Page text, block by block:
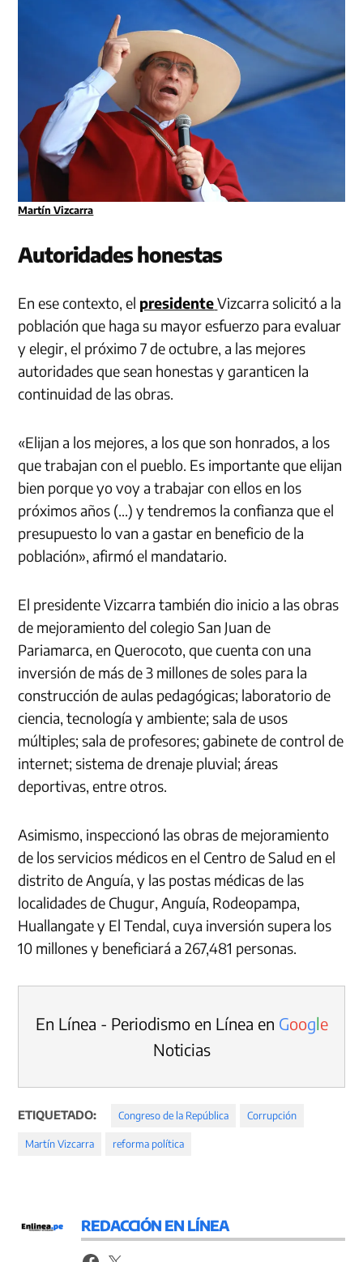
Martín Vizcarra
Autoridades honestas
En ese contexto, el presidenteVizcarra solicitó a la
población que haga su mayor esfuerzo para evaluar
y elegir, el próximo 7 de octubre, a las mejores
autoridades que sean honestas y garanticen la
continuidad de las obras.
«Elijan a los mejores, a los que son honrados, a los
que trabajan con el pueblo. Es importante que elijan
bien porque yo voy a trabajar con ellos en los
próximos años (…) y tendremos la confianza que el
presupuesto lo van a gastar en beneficio de la
población», afirmó el mandatario.
El presidente Vizcarra también dio inicio a las obras
de mejoramiento del colegio San Juan de
Pariamarca, en Querocoto, que cuenta con una
inversión de más de 3 millones de soles para la
construcción de aulas pedagógicas; laboratorio de
ciencia, tecnología y ambiente; sala de usos
múltiples; sala de profesores; gabinete de control de
internet; sistema de drenaje pluvial; áreas
deportivas, entre otros.
Asimismo, inspeccionó las obras de mejoramiento
de los servicios médicos en el Centro de Salud en el
distrito de Anguía, y las postas médicas de las
localidades de Chugur, Anguía, Rodeopampa,
Huallangate y El Tendal, cuya inversión supera los
10 millones y beneficiará a 267,481 personas.
En Línea - Periodismo en Línea en Google
Noticias
ETIQUETADO: Congreso de la República Corrupción
Martín Vizcarra reforma política
REDACCIÓN EN LÍNEA